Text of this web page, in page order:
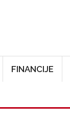
FINANCIJE